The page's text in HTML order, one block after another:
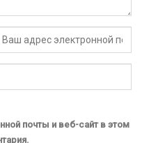
почты и веб-сайт в этом